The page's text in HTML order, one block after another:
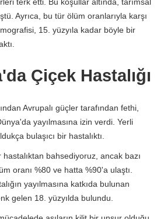
Ayrıca, bu tür ölüm oranlarıyla karşı
15. yüzyıla kadar böyle bir
Çiçek Hastalığı
Avrupalı ​​güçler tarafından fethi,
yayılmasına izin verdi. Yerli
bulaşıcı bir hastalıktı.
bahsediyoruz, ancak bazı
oranı %80 ve hatta %90'a ulaştı.
yayılmasına katkıda bulunan
gelen 18. yüzyılda bulundu.